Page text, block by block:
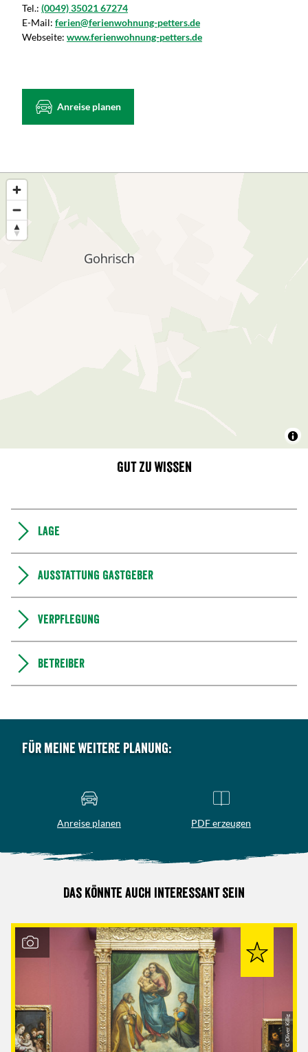
Tel.: (0049) 35021 67274
E-Mail: ferien@ferienwohnung-petters.de
Webseite: www.ferienwohnung-petters.de
Anreise planen
Gut zu wissen
Lage
Ausstattung Gastgeber
Verpflegung
Betreiber
Für meine weitere Planung:
Anreise planen PDF erzeugen
Das könnte auch interessant sein
© Oliver Killig